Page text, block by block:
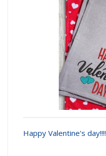
Happy Valentine's day!!!!